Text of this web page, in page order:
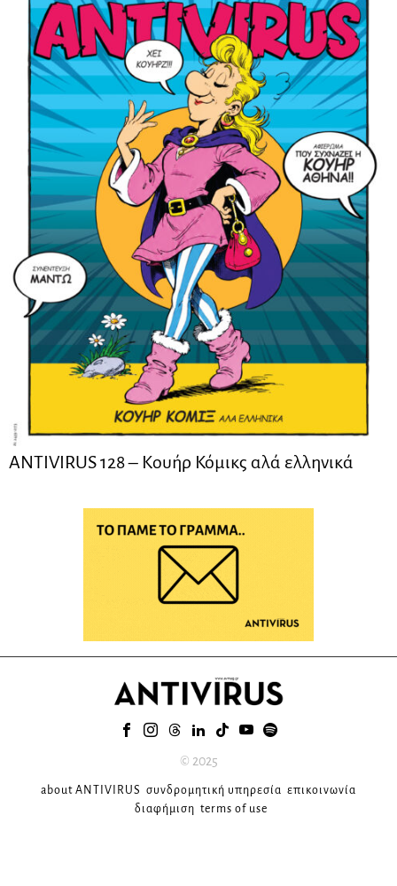
ANTIVIRUS 128 – Kουήρ Κόμικς αλά ελληνικά
© 2025
about ANTIVIRUS συνδρομητική υπηρεσία επικοινωνία
διαφήμιση terms of use